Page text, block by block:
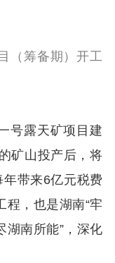
（筹备期）开工
号露天矿项目建
矿山投产后，将
带来6亿元税费
程，也是湖南“牢
湖南所能”，深化